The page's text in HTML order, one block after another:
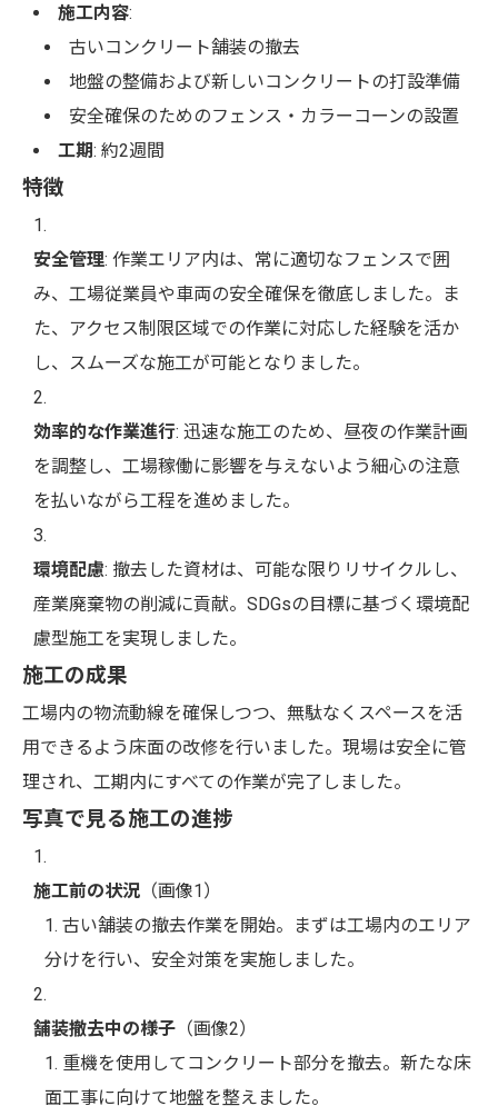
施工内容:
古いコンクリート舗装の撤去
地盤の整備および新しいコンクリートの打設準備
安全確保のためのフェンス・カラーコーンの設置
工期: 約2週間
特徴
安全管理: 作業エリア内は、常に適切なフェンスで囲
み、工場従業員や車両の安全確保を徹底しました。ま
た、アクセス制限区域での作業に対応した経験を活か
し、スムーズな施工が可能となりました。
効率的な作業進行: 迅速な施工のため、昼夜の作業計画
を調整し、工場稼働に影響を与えないよう細心の注意
を払いながら工程を進めました。
環境配慮: 撤去した資材は、可能な限りリサイクルし、
産業廃棄物の削減に貢献。SDGsの目標に基づく環境配
慮型施工を実現しました。
施工の成果
工場内の物流動線を確保しつつ、無駄なくスペースを活
用できるよう床面の改修を行いました。現場は安全に管
理され、工期内にすべての作業が完了しました。
写真で見る施工の進捗
施工前の状況 （画像1）
古い舗装の撤去作業を開始。まずは工場内のエリア
分けを行い、安全対策を実施しました。
舗装撤去中の様子 （画像2）
重機を使用してコンクリート部分を撤去。新たな床
面工事に向けて地盤を整えました。